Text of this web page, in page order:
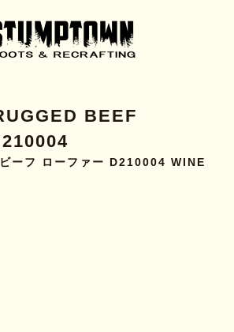
BEEF
ーフ ローファー D210004 WINE